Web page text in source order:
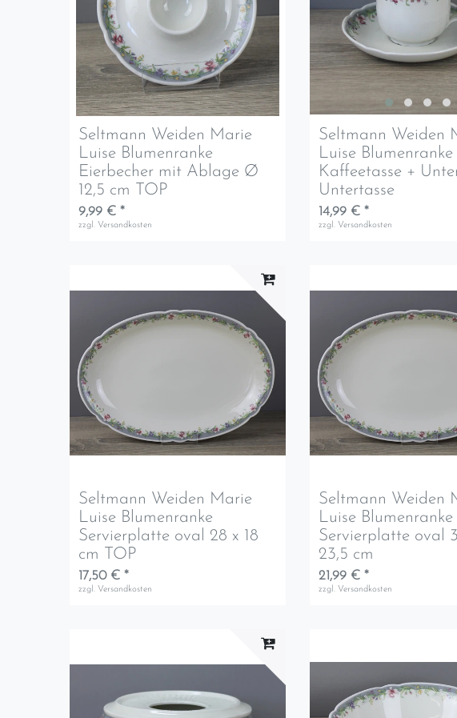
Seltmann Weiden Marie
Luise Blumenranke
Eierbecher mit Ablage Ø
12,5 cm TOP
9,99 € *
zzgl. Versandkosten
Seltmann Weiden
Luise Blumenranke
Kaffeetasse +
Untertasse
14,99 € *
zzgl. Versandkosten
Seltmann Weiden Marie
Luise Blumenranke
Servierplatte oval 28 x 18
cm TOP
17,50 € *
zzgl. Versandkosten
Seltmann Weiden
Luise Blumenranke
Servierplatte oval
23,5 cm
21,99 € *
zzgl. Versandkosten